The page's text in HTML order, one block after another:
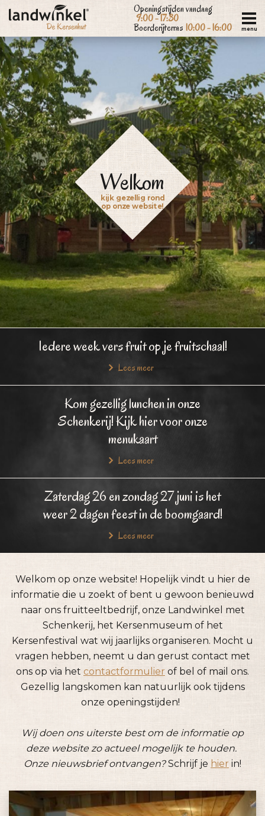
Overslaan
en
naar
de
inhoud
gaan
menu
Openingstijden vandaag
9:00 - 17:30
Boerderijterras 10:00 - 16:00
Welkom
kijk gezellig rond
op onze website!
Iedere week vers fruit op je fruitschaal!
Lees meer
Kom gezellig lunchen in onze
Schenkerij! Kijk hier voor onze
menukaart
Lees meer
Zaterdag 26 en zondag 27 juni is het
weer 2 dagen feest in de boomgaard!
Lees meer
Welkom op onze website! Hopelijk vindt u hier de
informatie die u zoekt of bent u gewoon benieuwd
naar ons fruitteeltbedrijf, onze Landwinkel met
Schenkerij, het Kersenmuseum of het
Kersenfestival wat wij jaarlijks organiseren. Mocht u
vragen hebben, neemt u dan gerust contact met
ons op via het contactformulier of bel of mail ons.
Gezellig langskomen kan natuurlijk ook tijdens
onze openingstijden!
Wij doen ons uiterste best om de informatie op
deze website zo actueel mogelijk te houden.
Onze nieuwsbrief ontvangen?Schrijf je hier in!